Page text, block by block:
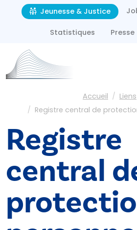
Aller au contenu principal
SecondJeunesse & Justice
Statistiques Presse
Fil d'Ariane
Accueil
Liens
Registre central de
Registre
central